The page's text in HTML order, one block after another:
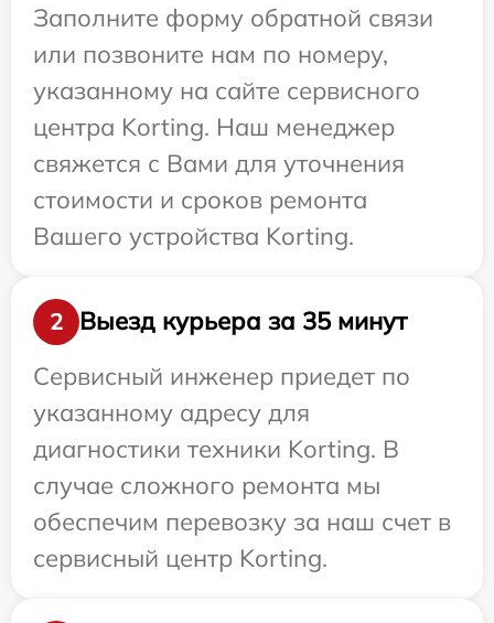
Заполните форму обратной связи
или позвоните нам по номеру,
указанному на сайте сервисного
центра Korting. Наш менеджер
свяжется с Вами для уточнения
стоимости и сроков ремонта
Вашего устройства Korting.
2
Выезд курьера за 35 минут
Сервисный инженер приедет по
указанному адресу для
диагностики техники Korting. В
случае сложного ремонта мы
обеспечим перевозку за наш счет в
сервисный центр Korting.